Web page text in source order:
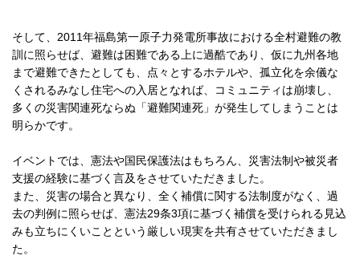
そして、2011年福島第一原子力発電所事故における全村避難の教
訓に照らせば、避難は困難である上に過酷であり、仮に九州各地
まで避難できたとしても、点々とするホテルや、孤立化を余儀な
くされるみなし住宅への入居となれば、コミュニティは崩壊し、
多くの災害関連死ならぬ「避難関連死」が発生してしまうことは
明らかです。
イベントでは、憲法や国民保護法はもちろん、災害法制や被災者
支援の経験に基づく言及をさせていただきました。
また、災害の場合と異なり、全く補償に関する法制度がなく、過
去の判例に照らせば、憲法29条3項に基づく補償を受けられる見込
みも立ちにくいことという厳しい現実を共有させていただきまし
た。